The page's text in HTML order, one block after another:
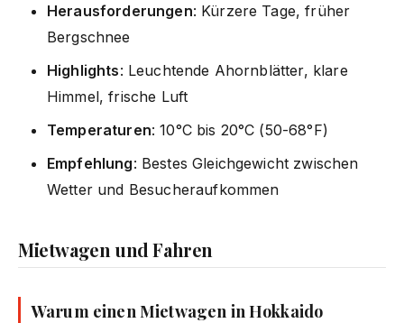
Herausforderungen: Kürzere Tage, früher
Bergschnee
Highlights: Leuchtende Ahornblätter, klare
Himmel, frische Luft
Temperaturen: 10°C bis 20°C (50-68°F)
Empfehlung: Bestes Gleichgewicht zwischen
Wetter und Besucheraufkommen
Mietwagen und Fahren
Warum einen Mietwagen in Hokkaido